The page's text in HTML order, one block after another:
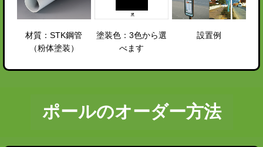
材質：STK鋼管
（粉体塗装）
塗装色：3色から選
べます
設置例
ポールのオーダー方法